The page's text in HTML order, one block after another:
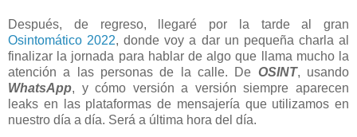
Después, de regreso, llegaré por la tarde al gran
Osintomático 2022, donde voy a dar un pequeña charla al
finalizar la jornada para hablar de algo que llama mucho la
atención a las personas de la calle. De OSINT, usando
WhatsApp, y cómo versión a versión siempre aparecen
leaks en las plataformas de mensajería que utilizamos en
nuestro día a día. Será a última hora del día.